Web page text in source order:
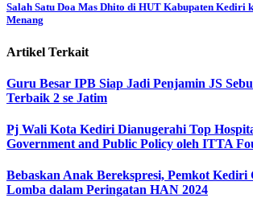
Salah Satu Doa Mas Dhito di HUT Kabupaten Kediri
Menang
Artikel Terkait
Guru Besar IPB Siap Jadi Penjamin JS
Terbaik 2 se Jatim
Pj Wali Kota Kediri Dianugerahi Top
Government and Public Policy oleh ITTA
Bebaskan Anak Berekspresi, Pemkot Kediri
Lomba dalam Peringatan HAN 2024